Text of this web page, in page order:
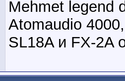
Mehmet legend
Atomaudio
SL18A и FX-2A